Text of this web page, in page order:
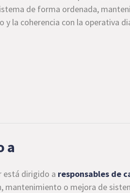
de forma ordenada,
y la coherencia con la operativa
a
está dirigido a responsables de
mantenimiento o mejora de